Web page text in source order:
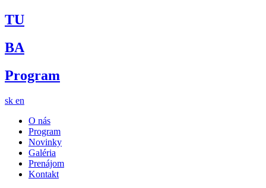
TU
BA
Program
sk en
O nás
Program
Novinky
Galéria
Prenájom
Kontakt